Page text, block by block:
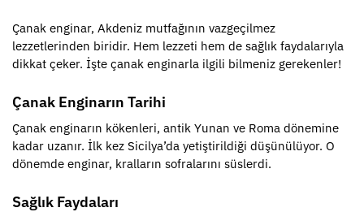
Çanak enginar, Akdeniz mutfağının vazgeçilmez
lezzetlerinden biridir. Hem lezzeti hem de sağlık faydalarıyla
dikkat çeker. İşte çanak enginarla ilgili bilmeniz gerekenler!
Çanak Enginarın Tarihi
Çanak enginarın kökenleri, antik Yunan ve Roma dönemine
kadar uzanır. İlk kez Sicilya’da yetiştirildiği düşünülüyor. O
dönemde enginar, kralların sofralarını süslerdi.
Sağlık Faydaları